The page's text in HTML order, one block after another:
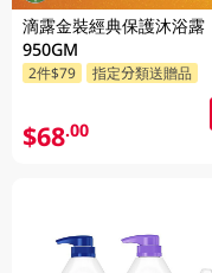
滴露金裝經典保護沐浴露
950GM
2件$79 指定分類送贈品
$68.00